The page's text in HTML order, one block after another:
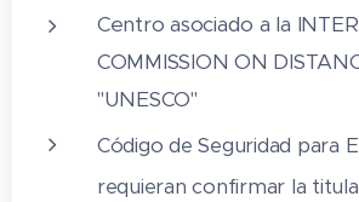
23. Herramientas de recorte
25. Línea de menús principal
26. Imprimir documento.
Centro asociado a la
COMMISSION ON
"UNESCO"
Código de Seguridad para
requieran confirmar la